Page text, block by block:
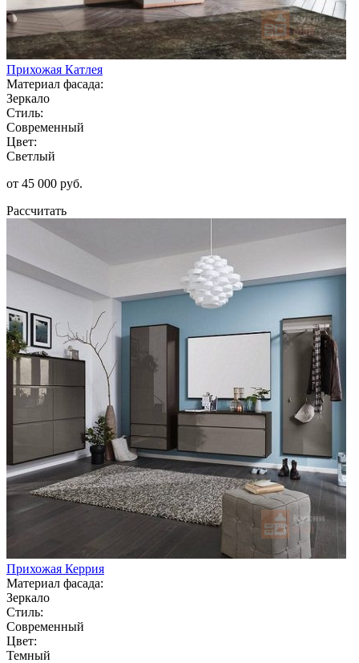
Прихожая Катлея
Материал фасада:
Зеркало
Стиль:
Современный
Цвет:
Светлый
от 45 000 руб.
Рассчитать
Прихожая Керрия
Материал фасада:
Зеркало
Стиль:
Современный
Цвет:
Темный